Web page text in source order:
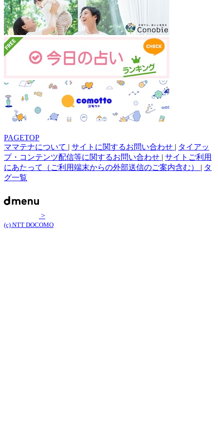
PAGETOP
ママテナについて | サイトに関するお問い合わせ | タイアッ
プ・コンテンツ配信等に関するお問い合わせ | サイトご利用
にあたって（ご利用端末からの外部送信のご案内含む） | タ
グ一覧
>
(c) NTT DOCOMO